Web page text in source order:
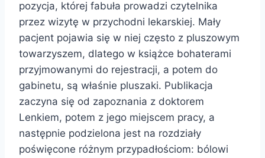
pozycja, której fabuła prowadzi czytelnika
przez wizytę w przychodni lekarskiej. Mały
pacjent pojawia się w niej często z pluszowym
towarzyszem, dlatego w książce bohaterami
przyjmowanymi do rejestracji, a potem do
gabinetu, są właśnie pluszaki. Publikacja
zaczyna się od zapoznania z doktorem
Lenkiem, potem z jego miejscem pracy, a
następnie podzielona jest na rozdziały
poświęcone różnym przypadłościom: bólowi